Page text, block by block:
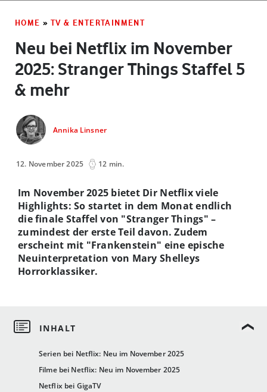
HOME » TV & ENTERTAINMENT
Neu bei Netflix im November
2025: Stranger Things Staffel 5
& mehr
Annika Linsner
12. November 2025 12 min.
Serien bei Netflix: Neu im November 2025
Filme bei Netflix: Neu im November 2025
Netflix bei GigaTV
Im November 2025 bietet Dir Netflix viele
Highlights: So startet in dem Monat endlich
die finale Staffel von "Stranger Things" –
zumindest der erste Teil davon. Zudem
erscheint mit "Frankenstein" eine epische
Neuinterpretation von Mary Shelleys
Horrorklassiker.